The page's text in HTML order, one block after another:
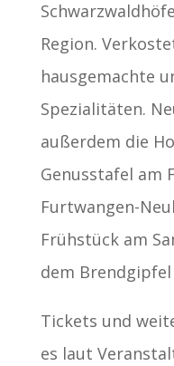
Region.
hausgemachte
Spezialitäten.
außerdem die
Genusstafel am
Furtwangen-
Frühstück am
dem
Tickets und
es laut